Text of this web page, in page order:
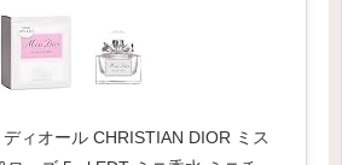
ィオール CHRISTIAN DIOR ミス